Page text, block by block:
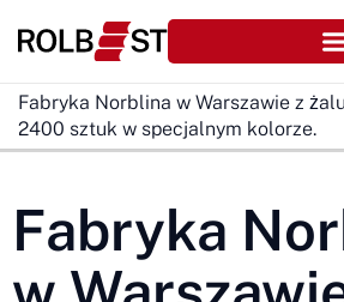
Fabryka Norblina w Warszawie z
2400 sztuk w specjalnym kolorze.
Fabryka